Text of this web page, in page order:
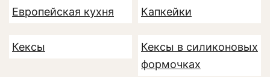
Европейская кухня Капкейки
Кексы
Кексы в силиконовых
формочках